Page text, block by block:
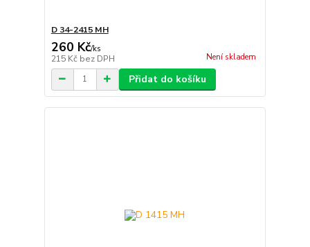
D 34-2415 MH
260 Kč/ks
215 Kč bez DPH Není skladem
Přidat do košíku